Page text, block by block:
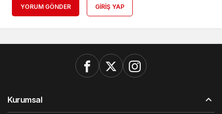
YORUM GÖNDER GIRIŞ YAP
Kurumsal